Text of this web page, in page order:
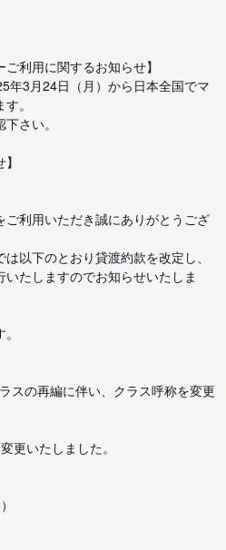
利用に関するお知らせ】
年3月24日（月）から日本全国でマ
。
さい。
利用いただき誠にありがとうござ
以下のとおり貸渡約款を改定し、
たしますのでお知らせいたしま
スの再編に伴い、クラス呼称を変更
更いたしました。